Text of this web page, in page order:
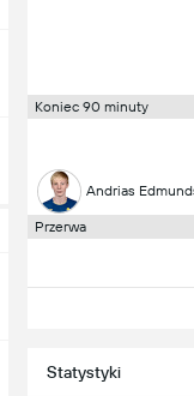
Koniec 90 minuty
Andrias
Przerwa
Statystyki